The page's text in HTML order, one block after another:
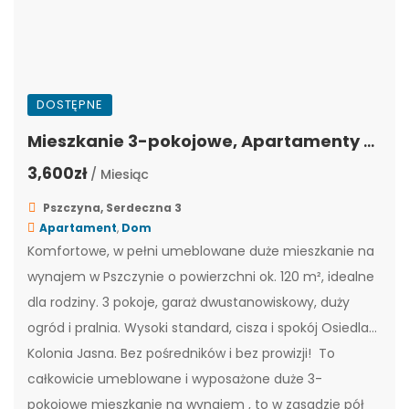
DOSTĘPNE
Mieszkanie 3-pokojowe, Apartamenty Serdeczna, Osiedle Kolonia Jasna, Pszczyna, SER-2
3,600zł / Miesiąc
Pszczyna, Serdeczna 3
Apartament, Dom
Komfortowe, w pełni umeblowane duże mieszkanie na
wynajem w Pszczynie o powierzchni ok. 120 m², idealne
dla rodziny. 3 pokoje, garaż dwustanowiskowy, duży
ogród i pralnia. Wysoki standard, cisza i spokój Osiedla
Kolonia Jasna. Bez pośredników i bez prowizji! To
całkowicie umeblowane i wyposażone duże 3-
pokojowe mieszkanie na wynajem , to w zasadzie pół